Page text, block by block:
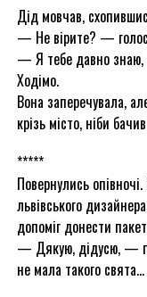
Дід мовчав,
— Не вірите? — голос
— Я тебе давно
Ходімо.
Вона заперечувала,
крізь місто, ніби
*****
Повернулись
львівського
допоміг донести
— Дякую, дідусю, —
не мала такого свята…